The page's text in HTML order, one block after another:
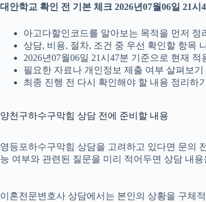
대안학교 확인 전 기본 체크 2026년07월06일 21시
아고다할인코드를 알아보는 목적을 먼저 정
상담, 비용, 절차, 조건 중 우선 확인할 항목
2026년07월06일 21시47분 기준으로 현재 적
필요한 자료나 개인정보 제출 여부 살펴보기
최종 진행 전 다시 확인해야 할 내용 정리하기
양천구하수구막힘 상담 전에 준비할 내용
영등포하수구막힘 상담을 고려하고 있다면 문의
능 여부와 관련된 질문을 미리 적어두면 상담 내
이혼전문변호사 상담에서는 본인의 상황을 구체